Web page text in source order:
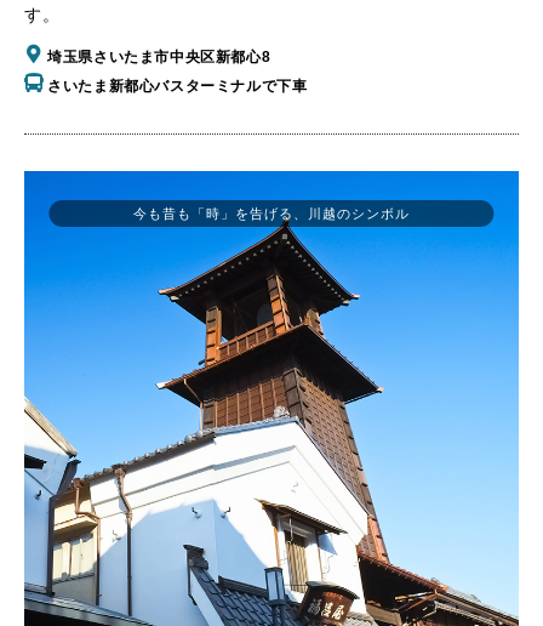
す。
埼玉県さいたま市中央区新都心8
さいたま新都心バスターミナルで下車
今も昔も「時」を告げる、川越のシンボル